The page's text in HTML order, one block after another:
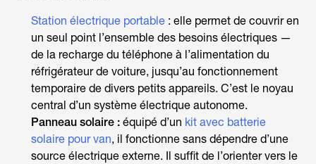
Station électrique portable : elle permet de couvrir en
un seul point l’ensemble des besoins électriques —
de la recharge du téléphone à l’alimentation du
réfrigérateur de voiture, jusqu’au fonctionnement
temporaire de divers petits appareils. C’est le noyau
central d’un système électrique autonome.
Panneau solaire : équipé d’un kit avec batterie
solaire pour van, il fonctionne sans dépendre d’une
source électrique externe. Il suffit de l’orienter vers le